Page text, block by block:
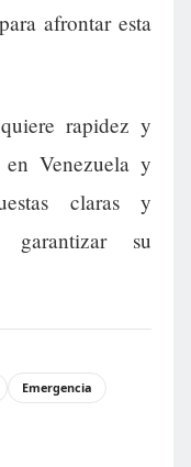
afrontar esta
rapidez y
en Venezuela y
claras y
garantizar su
Emergencia